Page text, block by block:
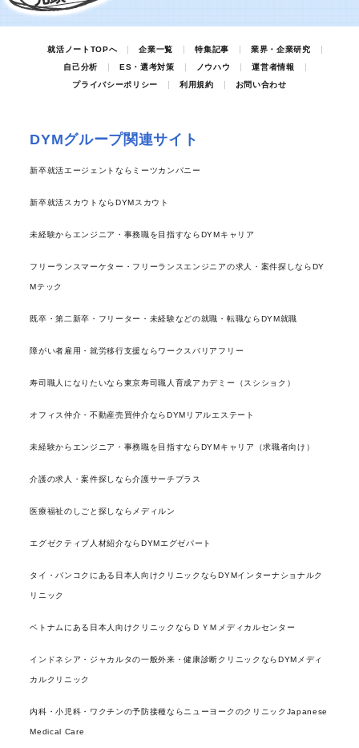
就活ノートTOPへ 企業一覧 特集記事
業界・企業研究
自己分析
ES・選考対策 ノウハウ
運営者情報
プライバシーポリシー
利用規約 お問い合わせ
DYMグループ関連サイト
新卒就活エージェントならミーツカンパニー
新卒就活スカウトならDYMスカウト
未経験からエンジニア・事務職を目指すならDYMキャリア
フリーランスマーケター・フリーランスエンジニアの求人・案件探しならDY
Mテック
既卒・第二新卒・フリーター・未経験などの就職・転職ならDYM就職
障がい者雇用・就労移行支援ならワークスバリアフリー
寿司職人になりたいなら東京寿司職人育成アカデミー（スシショク）
オフィス仲介・不動産売買仲介ならDYMリアルエステート
未経験からエンジニア・事務職を目指すならDYMキャリア（求職者向け）
介護の求人・案件探しなら介護サーチプラス
医療福祉のしごと探しならメディルン
エグゼクティブ人材紹介ならDYMエグゼパート
タイ・バンコクにある日本人向けクリニックならDYMインターナショナルク
リニック
ベトナムにある日本人向けクリニックならＤＹＭメディカルセンター
インドネシア・ジャカルタの一般外来・健康診断クリニックならDYMメディ
カルクリニック
内科・小児科・ワクチンの予防接種ならニューヨークのクリニックJapanese
Medical Care